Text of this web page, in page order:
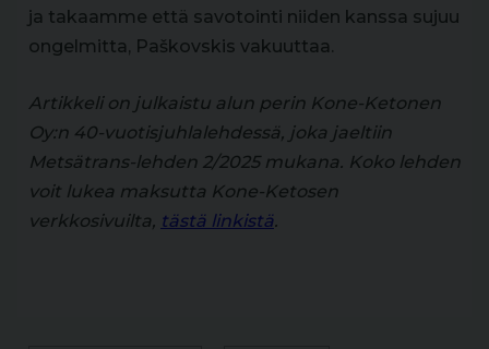
ja takaamme että savotointi niiden kanssa sujuu
ongelmitta, Paškovskis vakuuttaa.
Artikkeli on julkaistu alun perin Kone-Ketonen
Oy:n 40-vuotisjuhlalehdessä, joka jaeltiin
Metsätrans-lehden 2/2025 mukana. Koko lehden
voit lukea maksutta Kone-Ketosen
verkkosivuilta, tästä linkistä.